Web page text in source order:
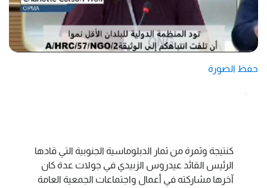
حفظ الصورة
كنتيجة وثمرة من ثمار الدبلوماسية الجنوبية التي قادها
الرئيس القائد عيدروس الزبيدي في جولات عدة كان
آخرها مشاركته في أعمال واجتماعات الجمعية العامة